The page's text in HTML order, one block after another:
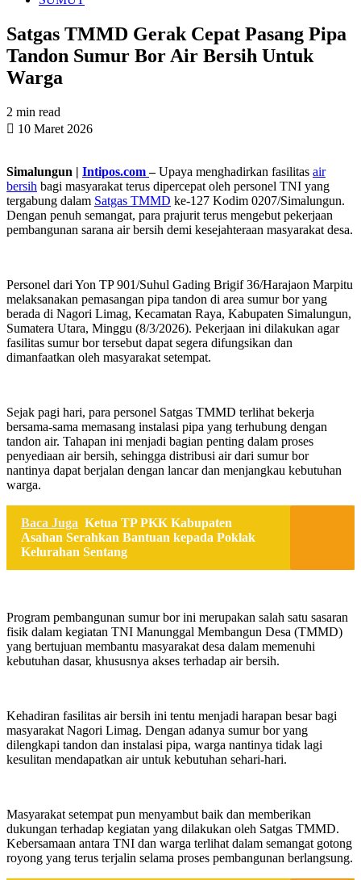
Satgas TMMD Gerak Cepat Pasang Pipa
Tandon Sumur Bor Air Bersih Untuk
Warga
2 min read
10 Maret 2026
Simalungun | Intipos.com–Upaya menghadirkan fasilitas air
bersih bagi masyarakat terus dipercepat oleh personel TNI yang
tergabung dalam Satgas TMMD ke-127 Kodim 0207/Simalungun.
Dengan penuh semangat, para prajurit terus mengebut pekerjaan
pembangunan sarana air bersih demi kesejahteraan masyarakat desa.
Personel dari Yon TP 901/Suhul Gading Brigif 36/Harajaon Marpitu
melaksanakan pemasangan pipa tandon di area sumur bor yang
berada di Nagori Limag, Kecamatan Raya, Kabupaten Simalungun,
Sumatera Utara, Minggu (8/3/2026). Pekerjaan ini dilakukan agar
fasilitas sumur bor tersebut dapat segera difungsikan dan
dimanfaatkan oleh masyarakat setempat.
Sejak pagi hari, para personel Satgas TMMD terlihat bekerja
bersama-sama memasang instalasi pipa yang terhubung dengan
tandon air. Tahapan ini menjadi bagian penting dalam proses
penyediaan air bersih, sehingga distribusi air dari sumur bor
nantinya dapat berjalan dengan lancar dan menjangkau kebutuhan
warga.
Baca Juga Ketua TP PKK Kabupaten
Asahan Serahkan Bantuan kepada Poklak
Kelurahan Sentang
Program pembangunan sumur bor ini merupakan salah satu sasaran
fisik dalam kegiatan TNI Manunggal Membangun Desa (TMMD)
yang bertujuan membantu masyarakat desa dalam memenuhi
kebutuhan dasar, khususnya akses terhadap air bersih.
Kehadiran fasilitas air bersih ini tentu menjadi harapan besar bagi
masyarakat Nagori Limag. Dengan adanya sumur bor yang
dilengkapi tandon dan instalasi pipa, warga nantinya tidak lagi
kesulitan mendapatkan air untuk kebutuhan sehari-hari.
Masyarakat setempat pun menyambut baik dan memberikan
dukungan terhadap kegiatan yang dilakukan oleh Satgas TMMD.
Kebersamaan antara TNI dan warga terlihat dalam semangat gotong
royong yang terus terjalin selama proses pembangunan berlangsung.